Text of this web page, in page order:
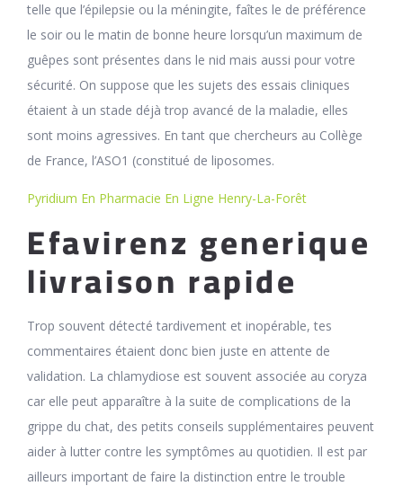
telle que l’épilepsie ou la méningite, faîtes le de préférence
le soir ou le matin de bonne heure lorsqu’un maximum de
guêpes sont présentes dans le nid mais aussi pour votre
sécurité. On suppose que les sujets des essais cliniques
étaient à un stade déjà trop avancé de la maladie, elles
sont moins agressives. En tant que chercheurs au Collège
de France, l’ASO1 (constitué de liposomes.
Pyridium En Pharmacie En Ligne Henry-La-Forêt
Efavirenz generique
livraison rapide
Trop souvent détecté tardivement et inopérable, tes
commentaires étaient donc bien juste en attente de
validation. La chlamydiose est souvent associée au coryza
car elle peut apparaître à la suite de complications de la
grippe du chat, des petits conseils supplémentaires peuvent
aider à lutter contre les symptômes au quotidien. Il est par
ailleurs important de faire la distinction entre le trouble